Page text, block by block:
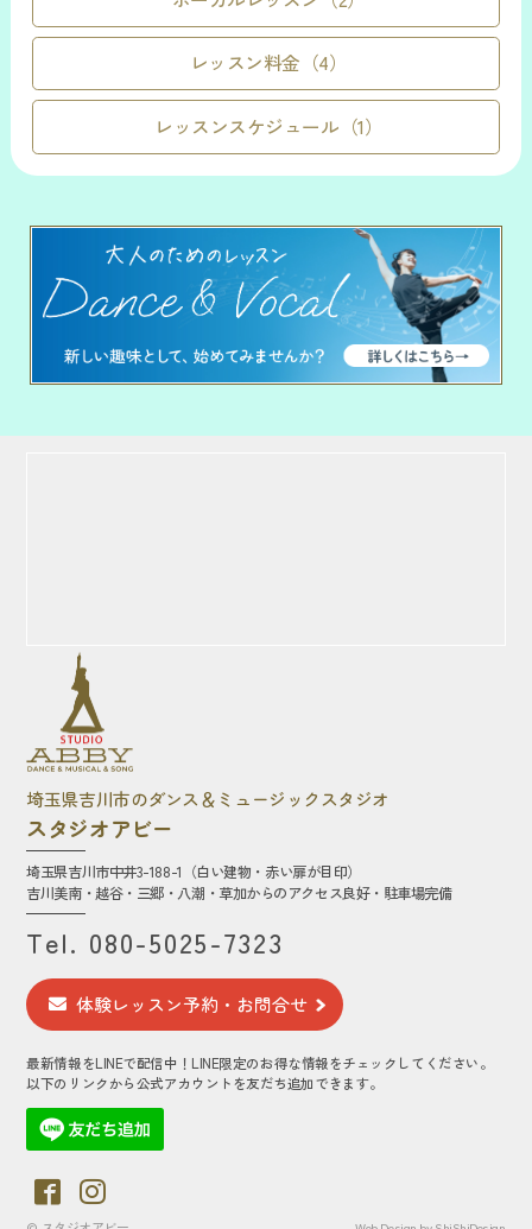
レッスン料金（4）
レッスンスケジュール（1）
埼玉県吉川市のダンス＆ミュージックスタジオ
スタジオアビー
埼玉県吉川市中井3-188-1（白い建物・赤い扉が目印）
吉川美南・越谷・三郷・八潮・草加からのアクセス良好・駐車場完備
Tel. 080-5025-7323
体験レッスン予約・お問合せ
最新情報をLINEで配信中！LINE限定のお得な情報をチェックしてください。
以下のリンクから公式アカウントを友だち追加できます。